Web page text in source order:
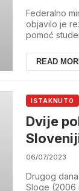
Federalno
objavilo je
pomoć
READ
ISTAKNUTO
Dvije
06/07/2023
Drugog
Sloge (2006